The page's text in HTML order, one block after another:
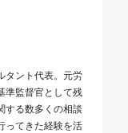
タント代表。元労
準監督官として残
する数多くの相談
ってきた経験を活